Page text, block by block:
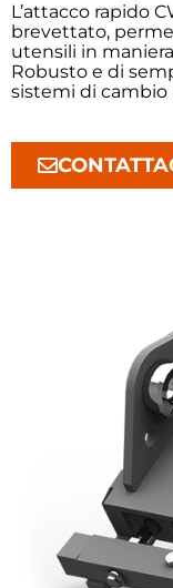
L’attacco rapido
brevettato,
utensili in
Robusto e di
sistemi di cambio